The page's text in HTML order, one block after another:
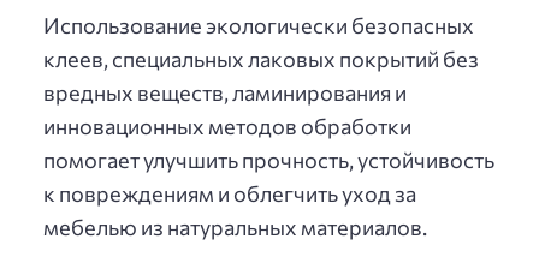
Использование экологически безопасных
клеев, специальных лаковых покрытий без
вредных веществ, ламинирования и
инновационных методов обработки
помогает улучшить прочность, устойчивость
к повреждениям и облегчить уход за
мебелью из натуральных материалов.